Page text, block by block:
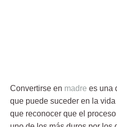
Convertirse en madre es una
que puede suceder en la
que reconocer que el